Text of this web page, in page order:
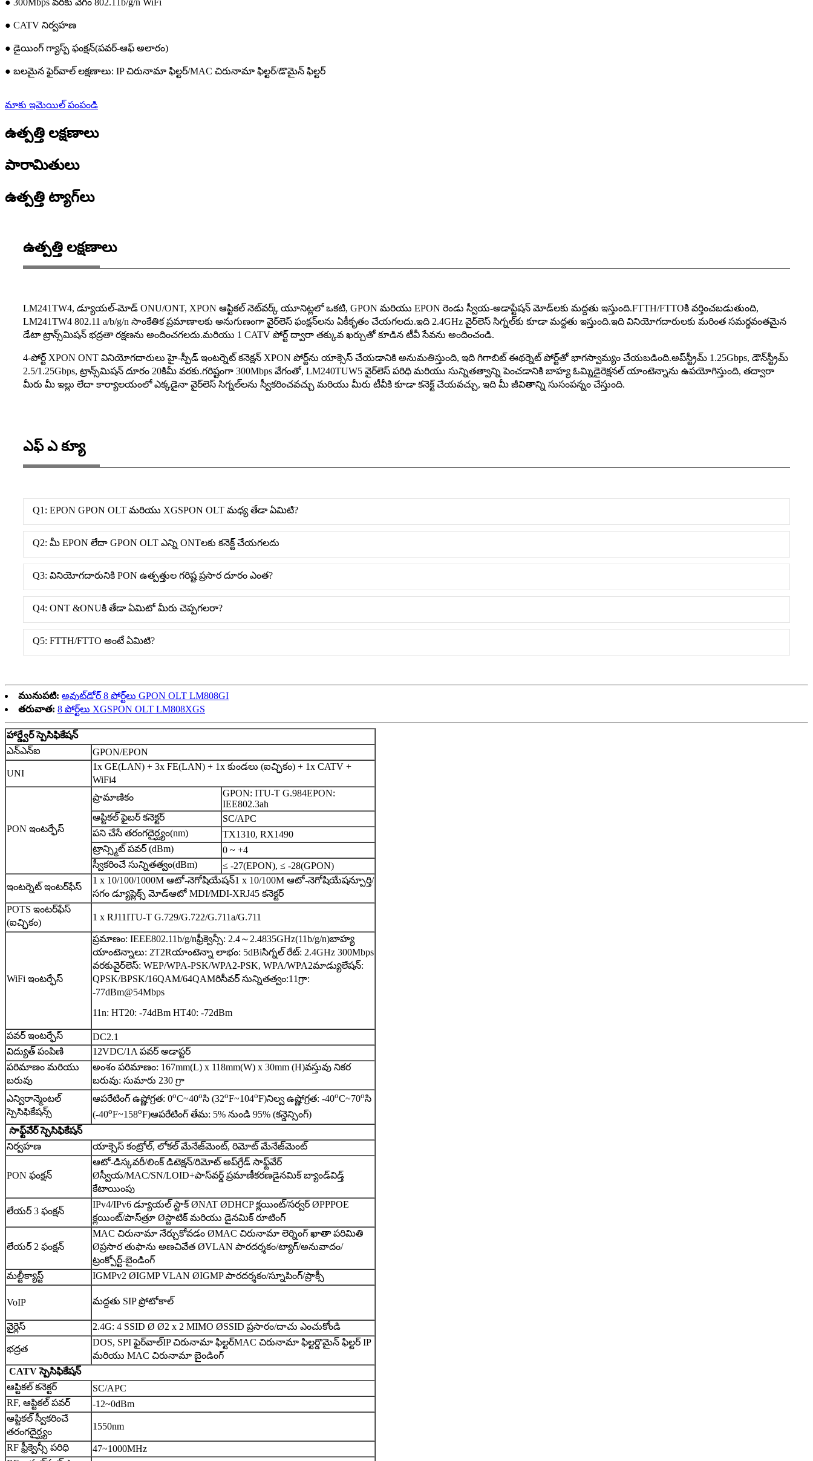
● 300Mbps వరకు వేగం 802.11b/g/n WiFi
● CATV నిర్వహణ
● డైయింగ్ గ్యాస్ప్ ఫంక్షన్(పవర్-ఆఫ్ అలారం)
● బలమైన ఫైర్‌వాల్ లక్షణాలు: IP చిరునామా ఫిల్టర్/MAC చిరునామా ఫిల్టర్/డొమైన్ ఫిల్టర్
మాకు ఇమెయిల్ పంపండి
ఉత్పత్తి లక్షణాలు
పారామితులు
ఉత్పత్తి ట్యాగ్‌లు
ఉత్పత్తి లక్షణాలు
LM241TW4, డ్యూయల్-మోడ్ ONU/ONT, XPON ఆప్టికల్ నెట్‌వర్క్ యూనిట్లలో ఒకటి, GPON మరియు EPON రెండు స్వీయ-అడాప్టేషన్ మోడ్‌లకు మద్దతు ఇస్తుంది.FTTH/FTTOకి వర్తించబడుతుంది,
LM241TW4 802.11 a/b/g/n సాంకేతిక ప్రమాణాలకు అనుగుణంగా వైర్‌లెస్ ఫంక్షన్‌లను ఏకీకృతం చేయగలదు.ఇది 2.4GHz వైర్‌లెస్ సిగ్నల్‌కు కూడా మద్దతు ఇస్తుంది.ఇది వినియోగదారులకు మరింత సమర్థవంతమైన
డేటా ట్రాన్స్‌మిషన్ భద్రతా రక్షణను అందించగలదు.మరియు 1 CATV పోర్ట్ ద్వారా తక్కువ ఖర్చుతో కూడిన టీవీ సేవను అందించండి.
4-పోర్ట్ XPON ONT వినియోగదారులు హై-స్పీడ్ ఇంటర్నెట్ కనెక్షన్ XPON పోర్ట్‌ను యాక్సెస్ చేయడానికి అనుమతిస్తుంది, ఇది గిగాబిట్ ఈథర్నెట్ పోర్ట్‌తో భాగస్వామ్యం చేయబడింది.అప్‌స్ట్రీమ్ 1.25Gbps, డౌన్‌స్ట్రీమ్
2.5/1.25Gbps, ట్రాన్స్‌మిషన్ దూరం 20కిమీ వరకు.గరిష్టంగా 300Mbps వేగంతో, LM240TUW5 వైర్‌లెస్ పరిధి మరియు సున్నితత్వాన్ని పెంచడానికి బాహ్య ఓమ్నిడైరెక్షనల్ యాంటెన్నాను ఉపయోగిస్తుంది, తద్వారా
మీరు మీ ఇల్లు లేదా కార్యాలయంలో ఎక్కడైనా వైర్‌లెస్ సిగ్నల్‌లను స్వీకరించవచ్చు మరియు మీరు టీవీకి కూడా కనెక్ట్ చేయవచ్చు, ఇది మీ జీవితాన్ని సుసంపన్నం చేస్తుంది.
ఎఫ్ ఎ క్యూ
Q1: EPON GPON OLT మరియు XGSPON OLT మధ్య తేడా ఏమిటి?
Q2: మీ EPON లేదా GPON OLT ఎన్ని ONTలకు కనెక్ట్ చేయగలదు
Q3: వినియోగదారునికి PON ఉత్పత్తుల గరిష్ట ప్రసార దూరం ఎంత?
Q4: ONT &ONUకి తేడా ఏమిటో మీరు చెప్పగలరా?
Q5: FTTH/FTTO అంటే ఏమిటి?
మునుపటి: అవుట్‌డోర్ 8 పోర్ట్‌లు GPON OLT LM808GI
తరువాత: 8 పోర్ట్‌లు XGSPON OLT LM808XGS
హార్డ్వేర్ స్పెసిఫికేషన్
ఎన్ఎన్ఐ
GPON/EPON
UNI
1x GE(LAN) + 3x FE(LAN) + 1x కుండలు (ఐచ్ఛికం) + 1x CATV +
WiFi4
PON ఇంటర్ఫేస్
ప్రామాణికం GPON: ITU-T G.984EPON:
IEE802.3ah
ఆప్టికల్ ఫైబర్ కనెక్టర్
SC/APC
పని చేసే తరంగదైర్ఘ్యం(nm)
TX1310, RX1490
ట్రాన్స్మిట్ పవర్ (dBm)
0 ~ +4
స్వీకరించే సున్నితత్వం(dBm)
≤ -27(EPON), ≤ -28(GPON)
ఇంటర్నెట్ ఇంటర్‌ఫేస్
1 x 10/100/1000M ఆటో-నెగోషియేషన్1 x 10/100M ఆటో-నెగోషియేషన్పూర్తి/
సగం డ్యూప్లెక్స్ మోడ్ఆటో MDI/MDI-XRJ45 కనెక్టర్
POTS ఇంటర్‌ఫేస్
(ఐచ్ఛికం)
1 x RJ11ITU-T G.729/G.722/G.711a/G.711
WiFi ఇంటర్ఫేస్
ప్రమాణం: IEEE802.11b/g/nఫ్రీక్వెన్సీ: 2.4～2.4835GHz(11b/g/n)బాహ్య
యాంటెన్నాలు: 2T2Rయాంటెన్నా లాభం: 5dBiసిగ్నల్ రేట్: 2.4GHz 300Mbps
వరకువైర్‌లెస్: WEP/WPA-PSK/WPA2-PSK, WPA/WPA2మాడ్యులేషన్:
QPSK/BPSK/16QAM/64QAMరిసీవర్ సున్నితత్వం:11గ్రా:
-77dBm@54Mbps
11n: HT20: -74dBm HT40: -72dBm
పవర్ ఇంటర్ఫేస్
DC2.1
విద్యుత్ పంపిణి
12VDC/1A పవర్ అడాప్టర్
పరిమాణం మరియు
బరువు
అంశం పరిమాణం: 167mm(L) x 118mm(W) x 30mm (H)వస్తువు నికర
బరువు: సుమారు 230 గ్రా
ఎన్విరాన్మెంటల్
స్పెసిఫికేషన్స్
ఆపరేటింగ్ ఉష్ణోగ్రత: 0oC~40oసి (32oF~104oF)నిల్వ ఉష్ణోగ్రత: -40oC~70oసి
(-40oF~158oF)ఆపరేటింగ్ తేమ: 5% నుండి 95% (కన్డెన్సింగ్)
సాఫ్ట్‌వేర్ స్పెసిఫికేషన్
నిర్వహణ
యాక్సెస్ కంట్రోల్, లోకల్ మేనేజ్‌మెంట్, రిమోట్ మేనేజ్‌మెంట్
PON ఫంక్షన్
ఆటో-డిస్కవరీ/లింక్ డిటెక్షన్/రిమోట్ అప్‌గ్రేడ్ సాఫ్ట్‌వేర్
Øస్వీయ/MAC/SN/LOID+పాస్‌వర్డ్ ప్రమాణీకరణడైనమిక్ బ్యాండ్‌విడ్త్
కేటాయింపు
లేయర్ 3 ఫంక్షన్
IPv4/IPv6 డ్యూయల్ స్టాక్ ØNAT ØDHCP క్లయింట్/సర్వర్ ØPPPOE
క్లయింట్/పాస్‌త్రూ Øస్టాటిక్ మరియు డైనమిక్ రూటింగ్
లేయర్ 2 ఫంక్షన్
MAC చిరునామా నేర్చుకోవడం ØMAC చిరునామా లెర్నింగ్ ఖాతా పరిమితి
Øప్రసార తుఫాను అణచివేత ØVLAN పారదర్శకం/ట్యాగ్/అనువాదం/
ట్రంక్పోర్ట్-బైండింగ్
మల్టీక్యాస్ట్
IGMPv2 ØIGMP VLAN ØIGMP పారదర్శకం/స్నూపింగ్/ప్రాక్సీ
VoIP మద్దతు SIP ప్రోటోకాల్
వైర్లెస్ 2.4G: 4 SSID Ø Ø2 x 2 MIMO ØSSID ప్రసారం/దాచు ఎంచుకోండి
భద్రత
DOS, SPI ఫైర్‌వాల్IP చిరునామా ఫిల్టర్MAC చిరునామా ఫిల్టర్డొమైన్ ఫిల్టర్ IP
మరియు MAC చిరునామా బైండింగ్
CATV స్పెసిఫికేషన్
ఆప్టికల్ కనెక్టర్
SC/APC
RF, ఆప్టికల్ పవర్
-12~0dBm
ఆప్టికల్ స్వీకరించే
తరంగదైర్ఘ్యం
1550nm
RF ఫ్రీక్వెన్సీ పరిధి
47~1000MHz